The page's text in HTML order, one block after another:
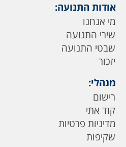
אודות התנועה:
מי אנחנו
שירי התנועה
שבטי התנועה
יזכור
מנהלי:
רישום
קוד אתי
מדיניות פרטיות
שקיפות